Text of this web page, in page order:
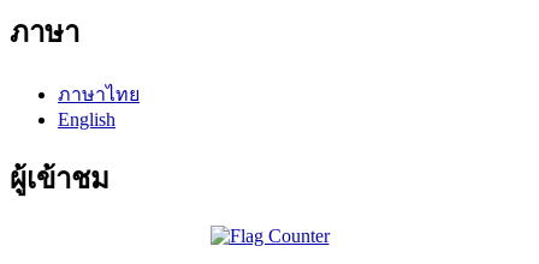
ภาษา
ภาษาไทย
English
ผู้เข้าชม